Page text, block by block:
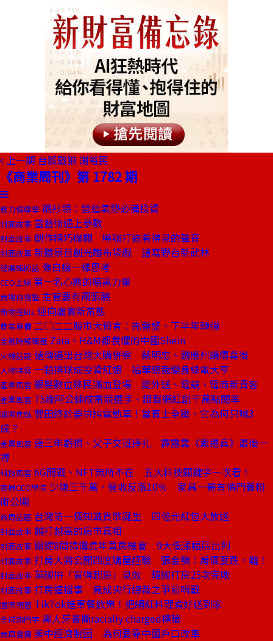
上一期 台股戰狼 謝裕民
《商業周刊》第 1782 期
魅力領導學 襯衫領：營造氣勢必備投資
封面故事 當藝術遇上參數
封面故事 創作精巧機關 噪咖打造看得見的聲音
封面故事 新勝景首創光雕布袋戲 譜寫野台新武林
總編輯的話 像白痴一樣思考
CEO上線 第一名心態的暗黑力量
商場自慢塾 主管要有兩張臉
新物種Biz 迎向虛實新常態
費雪專欄 二○二二股市大預言：先盤整、下半年轉強
金融時報精選 Zara、H&M都畏懼的中國Shein
火線話題 遠傳逼出台灣大購併案 蔡明忠、魏應州講價幕後
人物特寫 一顆排球成投資紅娘 福華總裁變身綠電大亨
產業風雲 銀髮數位移民滿血登場 變外送、電競、電商新貴客
產業風雲 75歲阿公練成電競選手、銀髮網紅創千萬點閱率
國際焦點 豐田終於要拚純電動車！當賓士全壓、它為何只喊3
成？
產業風雲 連三年虧損、父子交班掙扎 霹靂靠《素還真》最後一
搏
科技風雲 6G開戰、NFT無所不在 五大科技關鍵字一次看！
商周CEO學院 少賺三千萬、營收反漲10％ 家具一哥有情門養粉
術公開
商周話題 台灣第一個知識貨幣誕生 四億元紅包大放送
封面故事 越打越高的房市真相
封面故事 關鍵8問搞懂虎年買房機會 9大低漲幅區出列
封面故事 打房大將公開四度購屋經驗 張金鶚：房價要跌，難！
封面故事 英國拚「買得起房」見效 韓國打房25次完敗
封面故事 打房這檔事 竟成央行總裁之爭前哨戰
國際視窗 TikTok進軍餐飲業！把網紅料理煮好送到家
全球熱門字 黑人牙膏撕racially charged標籤
商周書摘 美中經濟脫困 為何要靠中國戶口改革